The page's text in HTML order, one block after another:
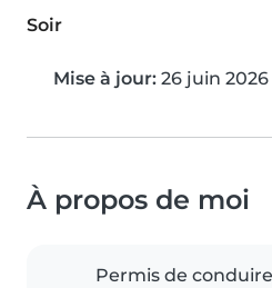
Soir
Mise à jour: 26 juin 2026
À propos de moi
Permis de conduire